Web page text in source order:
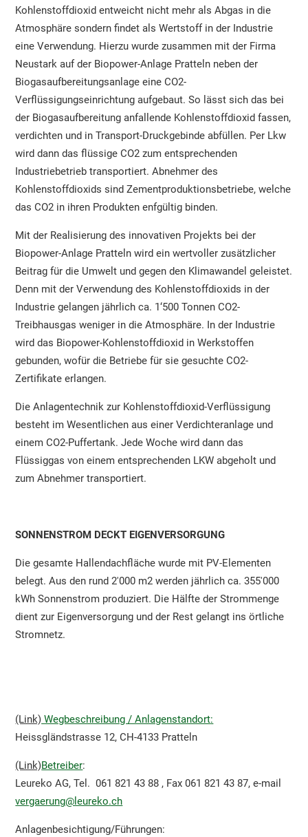
Kohlenstoffdioxid entweicht nicht mehr als Abgas in die
Atmosphäre sondern findet als Wertstoff in der Industrie
eine Verwendung. Hierzu wurde zusammen mit der Firma
Neustark auf der Biopower-Anlage Pratteln neben der
Biogasaufbereitungsanlage eine CO2-
Verflüssigungseinrichtung aufgebaut. So lässt sich das bei
der Biogasaufbereitung anfallende Kohlenstoffdioxid fassen,
verdichten und in Transport-Druckgebinde abfüllen. Per Lkw
wird dann das flüssige CO2 zum entsprechenden
Industriebetrieb transportiert. Abnehmer des
Kohlenstoffdioxids sind Zementproduktionsbetriebe, welche
das CO2 in ihren Produkten enfgültig binden.
Mit der Realisierung des innovativen Projekts bei der
Biopower-Anlage Pratteln wird ein wertvoller zusätzlicher
Beitrag für die Umwelt und gegen den Klimawandel geleistet.
Denn mit der Verwendung des Kohlenstoffdioxids in der
Industrie gelangen jährlich ca. 1‘500 Tonnen CO2-
Treibhausgas weniger in die Atmosphäre. In der Industrie
wird das Biopower-Kohlenstoffdioxid in Werkstoffen
gebunden, wofür die Betriebe für sie gesuchte CO2-
Zertifikate erlangen.
Die Anlagentechnik zur Kohlenstoffdioxid-Verflüssigung
besteht im Wesentlichen aus einer Verdichteranlage und
einem CO2-Puffertank. Jede Woche wird dann das
Flüssiggas von einem entsprechenden LKW abgeholt und
zum Abnehmer transportiert.
SONNENSTROM DECKT EIGENVERSORGUNG
Die gesamte Hallendachfläche wurde mit PV-Elementen
belegt. Aus den rund 2'000 m2 werden jährlich ca. 355'000
kWh Sonnenstrom produziert. Die Hälfte der Strommenge
dient zur Eigenversorgung und der Rest gelangt ins örtliche
Stromnetz.
(Link) Wegbeschreibung / Anlagenstandort:
Heissgländstrasse 12, CH-4133 Pratteln
(Link)Betreiber:
Leureko AG, Tel. 061 821 43 88 , Fax 061 821 43 87, e-mail
vergaerung@leureko.ch
Anlagenbesichtigung/Führungen: